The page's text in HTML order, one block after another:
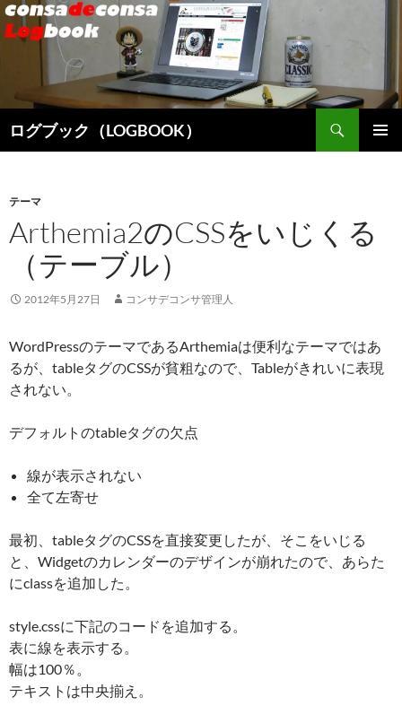
ログブック（LOGBOOK）
索
ン
ツ
へ
ッ
テーマ
Arthemia2のCSSをいじくる
（テーブル）
2012年5月27日 コンサデコンサ管理人
WordPressのテーマであるArthemiaは便利なテーマではあ
るが、tableタグのCSSが貧粗なので、Tableがきれいに表現
されない。
デフォルトのtableタグの欠点
線が表示されない
全て左寄せ
最初、tableタグのCSSを直接変更したが、そこをいじる
と、Widgetのカレンダーのデザインが崩れたので、あらた
にclassを追加した。
style.cssに下記のコードを追加する。
表に線を表示する。
幅は100％。
テキストは中央揃え。